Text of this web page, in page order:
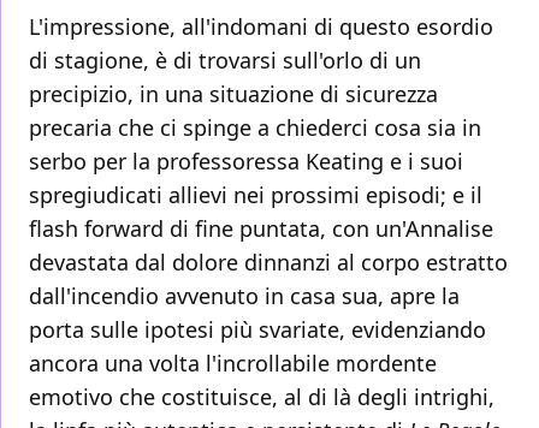
L'impressione, all'indomani di questo esordio
di stagione, è di trovarsi sull'orlo di un
precipizio, in una situazione di sicurezza
precaria che ci spinge a chiederci cosa sia in
serbo per la professoressa Keating e i suoi
spregiudicati allievi nei prossimi episodi; e il
flash forward di fine puntata, con un'Annalise
devastata dal dolore dinnanzi al corpo estratto
dall'incendio avvenuto in casa sua, apre la
porta sulle ipotesi più svariate, evidenziando
ancora una volta l'incrollabile mordente
emotivo che costituisce, al di là degli intrighi,